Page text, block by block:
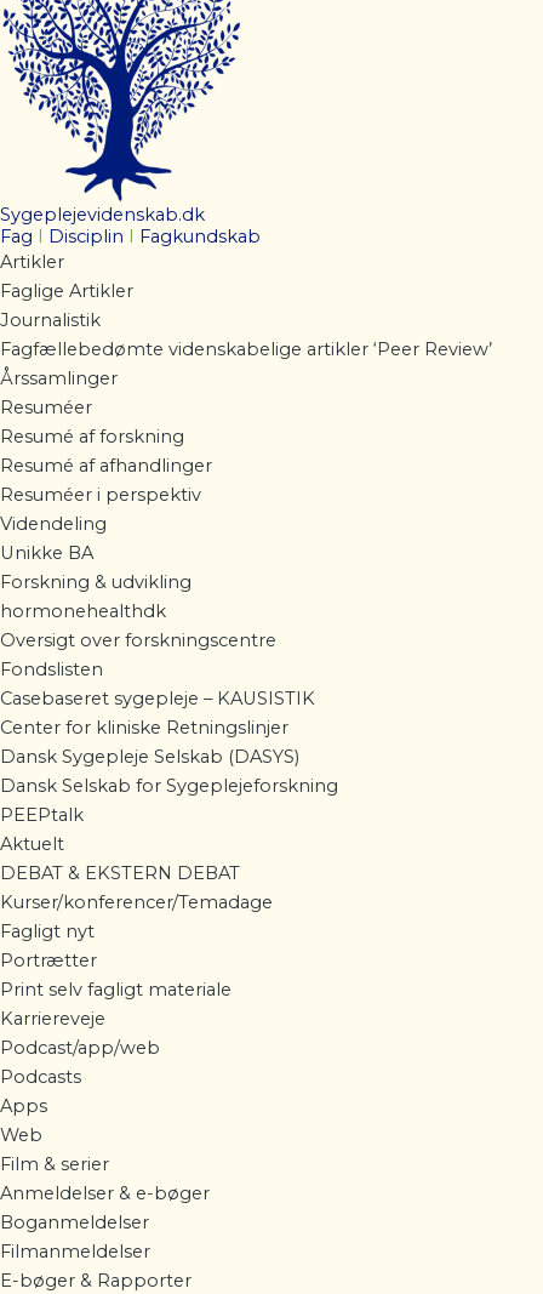
Sygeplejevidenskab.dk
Fag
Disciplin
Fagkundskab
Artikler
Faglige Artikler
Journalistik
Fagfællebedømte videnskabelige artikler ‘Peer Review’
Årssamlinger
Resuméer
Resumé af forskning
Resumé af afhandlinger
Resuméer i perspektiv
Videndeling
Unikke BA
Forskning & udvikling
hormonehealthdk
Oversigt over forskningscentre
Fondslisten
Casebaseret sygepleje – KAUSISTIK
Center for kliniske Retningslinjer
Dansk Sygepleje Selskab (DASYS)
Dansk Selskab for Sygeplejeforskning
PEEPtalk
Aktuelt
DEBAT & EKSTERN DEBAT
Kurser/konferencer/Temadage
Fagligt nyt
Portrætter
Print selv fagligt materiale
Karriereveje
Podcast/app/web
Podcasts
Apps
Web
Film & serier
Anmeldelser & e-bøger
Boganmeldelser
Filmanmeldelser
E-bøger & Rapporter